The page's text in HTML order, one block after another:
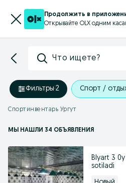
Продолжить в
Открывайте OLX одним
Что ищете?
Фильтры·2 Спорт /
Спортинвентарь Ургут
МЫ НАШЛИ 34 ОБЪЯВЛЕНИЯ
Blyart 3
sotiladi